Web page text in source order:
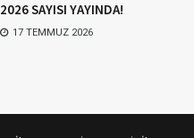
2026 SAYISI YAYINDA!
17 TEMMUZ 2026